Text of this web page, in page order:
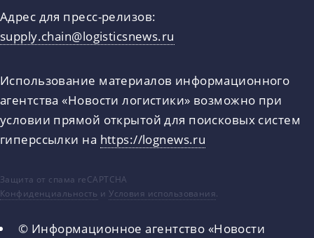
Адрес для пресс-релизов:
supply.chain@logisticsnews.ru
Использование материалов информационного
агентства «Новости логистики» возможно при
условии прямой открытой для поисковых систем
гиперссылки на https://lognews.ru
Защита от спама reCAPTCHA
Конфиденциальность иУсловия использования.
© Информационное агентство «Новости